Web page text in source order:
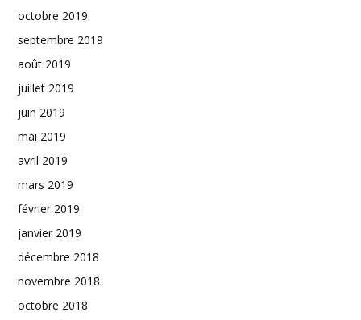
octobre 2019
septembre 2019
août 2019
juillet 2019
juin 2019
mai 2019
avril 2019
mars 2019
février 2019
janvier 2019
décembre 2018
novembre 2018
octobre 2018